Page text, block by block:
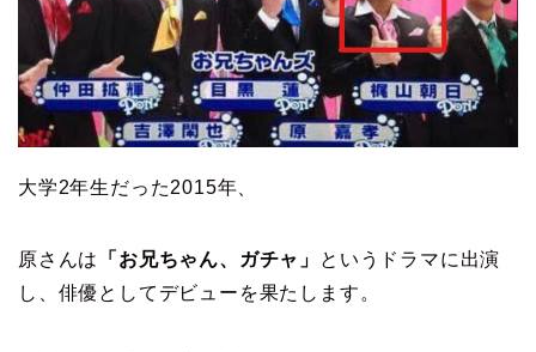
大学2年生だった2015年、
原さんは 「お兄ちゃん、ガチャ」
というドラマに出演
し、俳優としてデビューを果たします。